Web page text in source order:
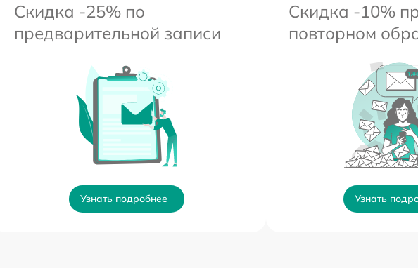
Скидка -25% по
предварительной записи
Узнать подробнее
Скидка -10%
повторном
Узнать